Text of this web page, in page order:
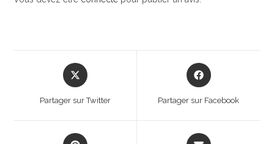
Opens
in
new
Partager sur Twitter
Opens
in
Partager sur Facebook
Opens
Opens